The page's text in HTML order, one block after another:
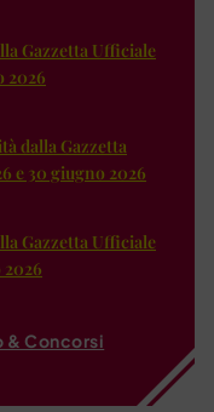
Gazzetta Ufficiale
2026
dalla Gazzetta
e 30 giugno 2026
Gazzetta Ufficiale
& Concorsi